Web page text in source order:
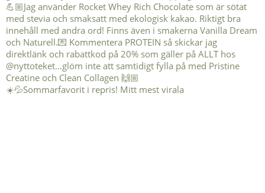
☀️💦Sommarfavorit i repris! Mitt mest virala